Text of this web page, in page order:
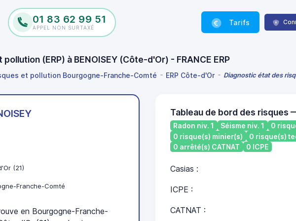
01 83 62 99 51
APPEL NON SURTAXÉ
Tarifs
(ERP) à BENOISEY (Côte-d'Or) - FRANCE ERP
et pollution Bourgogne-Franche-Comté ERP Côte-d'Or Diagnostic état des
(21)
Franche-Comté
en Bourgogne-Franche-
Tableau de bord des risques
Radon niv. 1 Séisme niv. 1
0
0 risque(s) minier(s)
0 risque(s)
0 arrêté(s) CATNAT
0 ICPE
Casias :
ICPE :
CATNAT :